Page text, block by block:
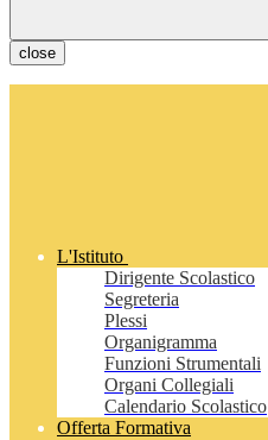
close
L'Istituto
Dirigente Scolastico
Segreteria
Plessi
Organigramma
Funzioni Strumentali
Organi Collegiali
Calendario Scolastico
Offerta Formativa